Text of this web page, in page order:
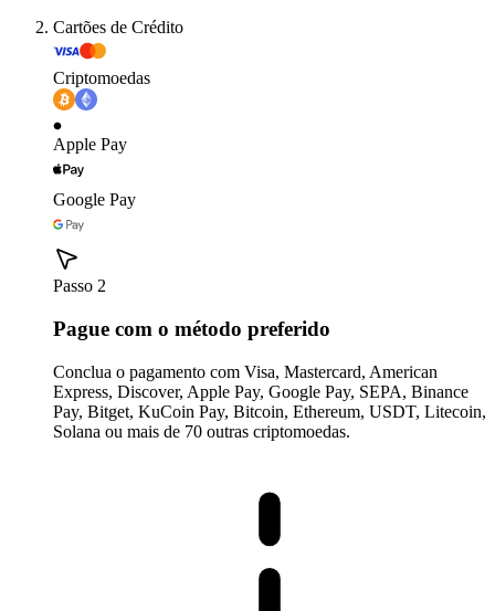
Cartões de Crédito
Criptomoedas
Apple Pay
Google Pay
Passo 2
Pague com o método preferido
Conclua o pagamento com Visa, Mastercard, American
Express, Discover, Apple Pay, Google Pay, SEPA, Binance
Pay, Bitget, KuCoin Pay, Bitcoin, Ethereum, USDT, Litecoin,
Solana ou mais de 70 outras criptomoedas.